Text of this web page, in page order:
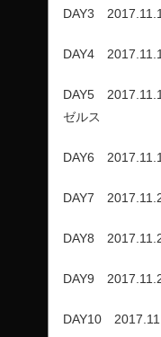
DAY3
DAY4
DAY5
ゼルス
DAY6
DAY7
DAY8
DAY9
DAY10